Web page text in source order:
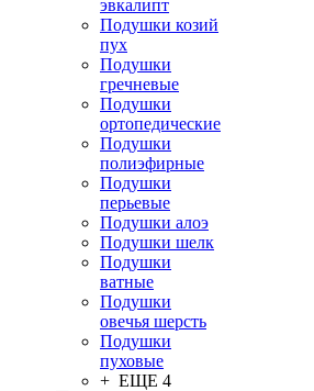
эвкалипт
Подушки козий
пух
Подушки
гречневые
Подушки
ортопедические
Подушки
полиэфирные
Подушки
перьевые
Подушки алоэ
Подушки шелк
Подушки
ватные
Подушки
овечья шерсть
Подушки
пуховые
+ ЕЩЕ 4